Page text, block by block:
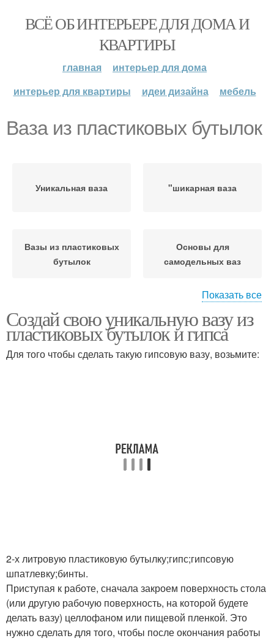
ВСЁ ОБ ИНТЕРЬЕРЕ ДЛЯ ДОМА И
КВАРТИРЫ
главная
интерьер для дома
интерьер для квартиры
идеи дизайна мебель
Ваза из пластиковых бутылок
Уникальная ваза "шикарная ваза
Вазы из пластиковых
бутылок
Основы для
самодельных ваз
Бутылка для вазы Вазы из бутылок
Ваза из пластиковой
Ажурная ваза
бутылки
Показать все
Создай свою уникальную вазу из
пластиковых бутылок и гипса
Для того чтобы сделать такую гипсовую вазу, возьмите:
2-х литровую пластиковую бутылку;гипс;гипсовую
шпатлевку;бинты.
Приступая к работе, сначала закроем поверхность стола
(или другую рабочую поверхность, на которой будете
делать вазу) целлофаном или пищевой пленкой. Это
нужно сделать для того, чтобы после окончания работы